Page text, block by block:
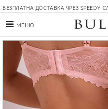
БЕЗПЛАТНА ДОСТАВКА ЧРЕЗ SPEEDY
МЕНЮ